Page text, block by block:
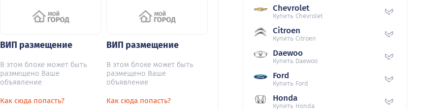
ВИП размещение
В этом блоке может быть
размещено Ваше
объявление
Как сюда попасть?
ВИП размещение
В этом блоке может быть
размещено Ваше
объявление
Как сюда попасть?
Chevrolet
Купить Chevrolet
Citroen
Купить Citroen
Daewoo
Купить Daewoo
Ford
Купить Ford
Honda
Купить Honda